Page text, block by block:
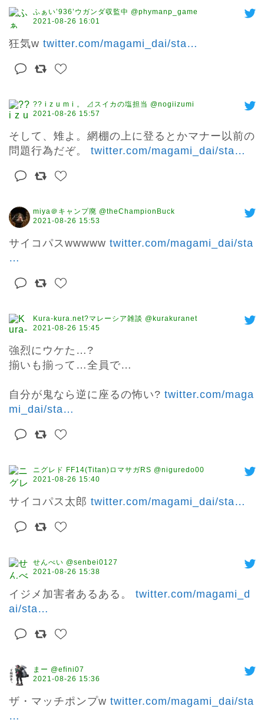
ふぁい’936’ウガンダ収監中 @phymanp_game
2021-08-26 16:01
狂気w twitter.com/magami_dai/sta…
?? i z u m i 。 ⊿スイカの塩担当 @nogiizumi
2021-08-26 15:57
そして、雉よ。網棚の上に登るとかマナー以前の
問題行為だぞ。 twitter.com/magami_dai/sta…
miya＠キャンプ廃 @theChampionBuck
2021-08-26 15:53
サイコパスwwwww twitter.com/magami_dai/sta
…
Kura-kura.net?マレーシア雑談 @kurakuranet
2021-08-26 15:45
強烈にウケた…?
揃いも揃って…全員で…
自分が鬼なら逆に座るの怖い? twitter.com/maga
mi_dai/sta…
ニグレド FF14(Titan)ロマサガRS @niguredo00
2021-08-26 15:40
サイコパス太郎 twitter.com/magami_dai/sta…
せんべい @senbei0127
2021-08-26 15:38
イジメ加害者あるある。 twitter.com/magami_d
ai/sta…
まー @efini07
2021-08-26 15:36
ザ・マッチポンプw twitter.com/magami_dai/sta
…